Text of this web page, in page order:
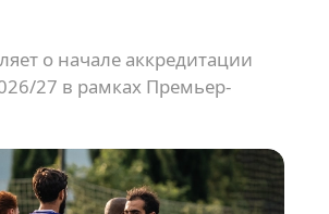
о начале аккредитации
27 в рамках Премьер-